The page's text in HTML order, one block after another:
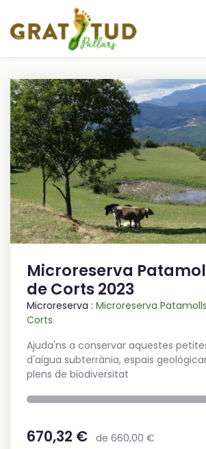
Microreserva
de Corts 2023
Microreserva : Microreserva
Corts
Ajuda'ns a conservar aquestes
d'aigua subterrània, espais
plens de biodiversitat
670,32 € de 660,00 €